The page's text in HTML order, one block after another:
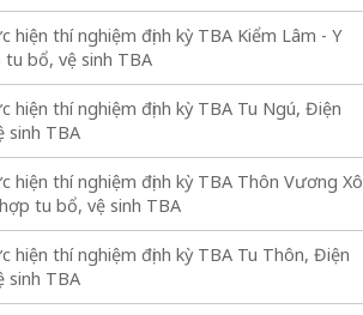
hiện thí nghiệm định kỳ TBA Kiểm Lâm - Y
bổ, vệ sinh TBA
hiện thí nghiệm định kỳ TBA Tu Ngú, Điện
sinh TBA
hiện thí nghiệm định kỳ TBA Thôn Vương Xô
tu bổ, vệ sinh TBA
hiện thí nghiệm định kỳ TBA Tu Thôn, Điện
sinh TBA